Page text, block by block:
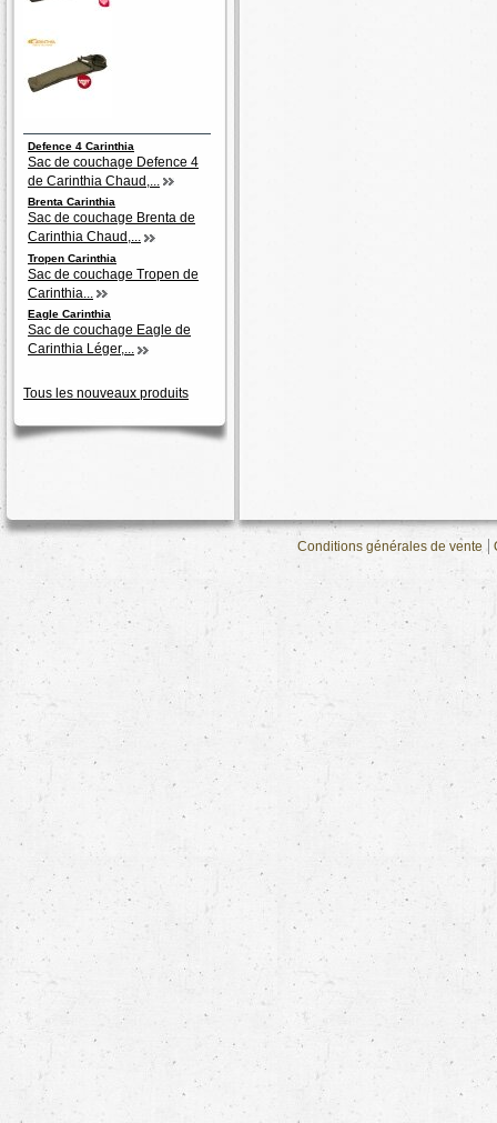
Defence 4 Carinthia
Sac de couchage Defence 4
de Carinthia Chaud,...
Brenta Carinthia
Sac de couchage Brenta de
Carinthia Chaud,...
Tropen Carinthia
Sac de couchage Tropen de
Carinthia...
Eagle Carinthia
Sac de couchage Eagle de
Carinthia Léger,...
Tous les nouveaux produits
Conditions générales de vente